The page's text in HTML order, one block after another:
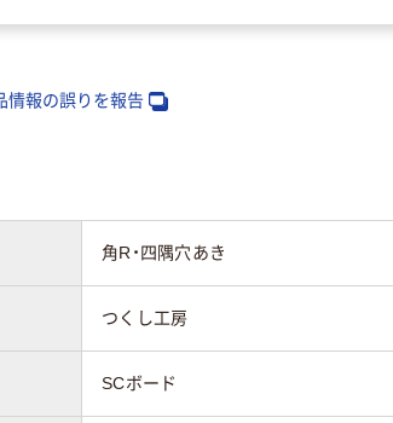
情報の誤りを報告
角R・四隅穴あき
つくし工房
SCボード